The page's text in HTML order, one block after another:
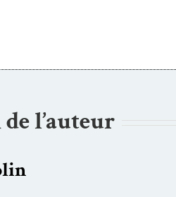
l’auteur